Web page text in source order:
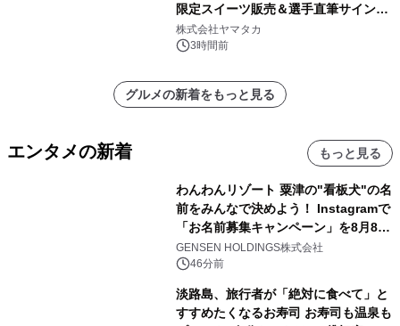
限定スイーツ販売＆選手直筆サイング
ッズが当たる抽選会を 8月8日に開催
株式会社ヤマタカ
3時間前
グルメの新着をもっと見る
エンタメの新着 もっと見る
わんわんリゾート 粟津の"看板犬"の名
前をみんなで決めよう！ Instagramで
「お名前募集キャンペーン」を8月8日
(土)より開催
GENSEN HOLDINGS株式会社
46分前
淡路島、旅行者が「絶対に食べて」と
すすめたくなるお寿司 お寿司も温泉も